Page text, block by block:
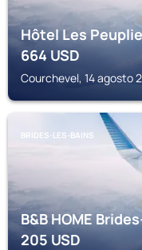
Hôtel Les
664USD
Courchevel, 14 agosto
BRIDES-LES-BAINS
B&B HOME
205USD